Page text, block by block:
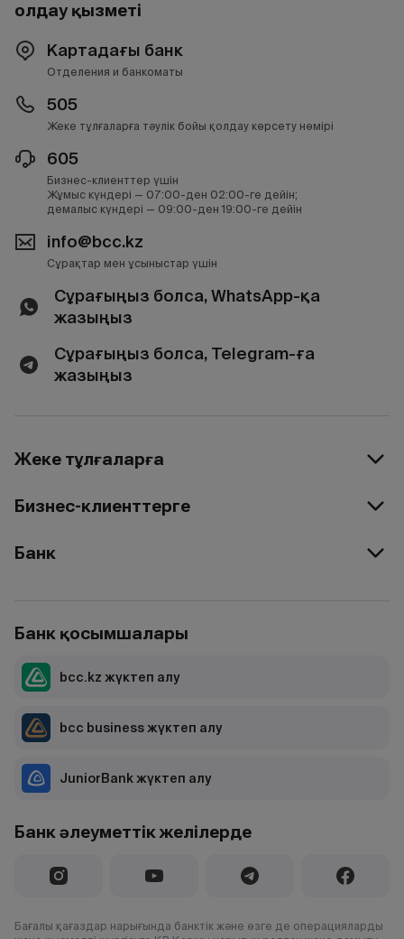
Қолдау қызметі
Картадағы банк
Отделения и банкоматы
505
Жеке тұлғаларға тәулік бойы қолдау көрсету нөмірі
605
Бизнес-клиенттер үшін
Жұмыс күндері — 07:00-ден 02:00-ге дейін;
демалыс күндері — 09:00-ден 19:00-ге дейін
info@bcc.kz
Сұрақтар мен ұсыныстар үшін
Сұрағыңыз болса, WhatsApp-қа
жазыңыз
Сұрағыңыз болса, Telegram-ға
жазыңыз
Жеке тұлғаларға
Бизнес-клиенттерге
Банк
Банк әлеуметтік желілерде
Банк қосымшалары
bcc.kz жүктеп алу
bcc business жүктеп алу
JuniorBank жүктеп алу
Бағалы қағаздар нарығында банктік және өзге де операцияларды